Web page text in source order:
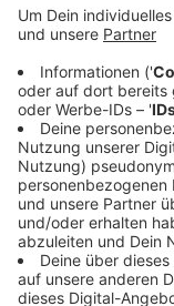
Anzeige
Doch die Reise
Weg begegnen
ausgestatteten
und einem irren
Arnett), der in
Straßen fegt.
psychotischer
(Thomas Haden